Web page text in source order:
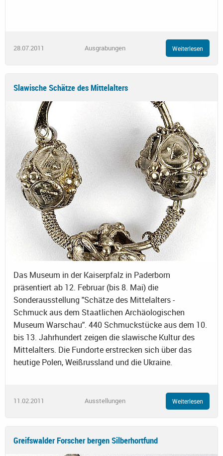
28.07.2011 Ausgrabungen Weiterlesen
Slawische Schätze des Mittelalters
Das Museum in der Kaiserpfalz in Paderborn
präsentiert ab 12. Februar (bis 8. Mai) die
Sonderausstellung "Schätze des Mittelalters -
Schmuck aus dem Staatlichen Archäologischen
Museum Warschau". 440 Schmuckstücke aus dem 10.
bis 13. Jahrhundert zeigen die slawische Kultur des
Mittelalters. Die Fundorte erstrecken sich über das
heutige Polen, Weißrussland und die Ukraine.
11.02.2011 Ausstellungen Weiterlesen
Greifswalder Forscher bergen Silberhortfund